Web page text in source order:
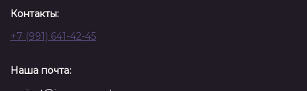
Контакты:
+7 (991) 641-42-45
Наша почта: